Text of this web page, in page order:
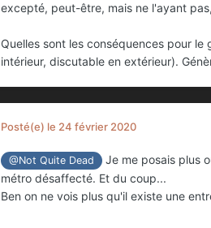
excepté, peut-être, mais ne l'ayant
Quelles sont les conséquences pour
intérieur, discutable en extérieur).
Posté(e) le 24 février 2020
@Not Quite Dead
Je me posais plus
métro désaffecté. Et du coup...
Ben on ne vois plus qu'il existe une